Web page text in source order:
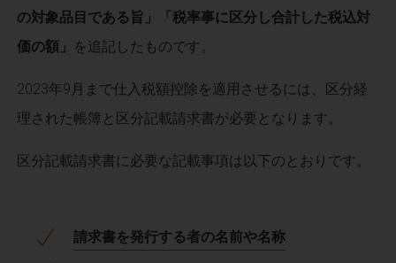
の対象品目である旨」「税率事に区分し合計した税込対
価の額」 を追記したものです。
2023年9月まで仕入税額控除を適用させるには、区分経
理された帳簿と区分記載請求書が必要となります。
区分記載請求書に必要な記載事項は以下のとおりです。
請求書を発行する者の名前や名称